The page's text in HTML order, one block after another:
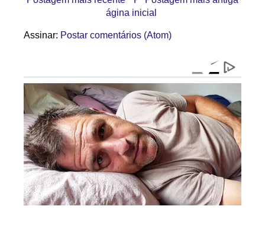
ágina inicial
Assinar: Postar comentários (Atom)